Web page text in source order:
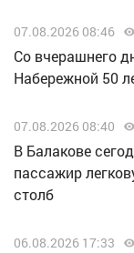
07.08.2026 08:46
Со вчерашнего
Набережной 50
07.08.2026 08:40
В Балакове
пассажир
столб
06.08.2026 17:33